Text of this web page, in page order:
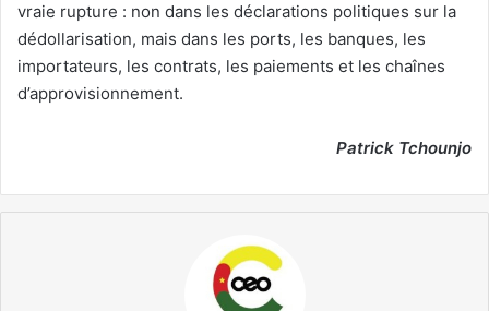
vraie rupture : non dans les déclarations politiques sur la
dédollarisation, mais dans les ports, les banques, les
importateurs, les contrats, les paiements et les chaînes
d’approvisionnement.
Patrick Tchounjo